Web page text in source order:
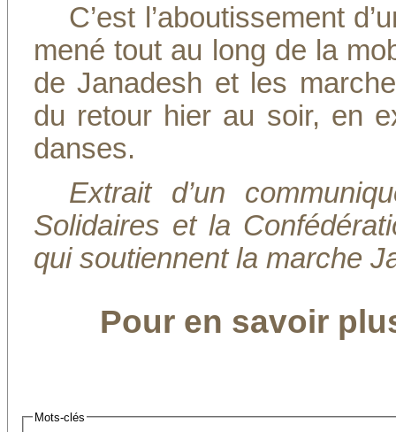
C’est l’aboutissement
mené tout au long de la
de Janadesh et les
du retour hier au soir, en
danses.
Extrait d’un
Solidaires et la
qui soutiennent la marche
Pour en savoir
Mots-clés